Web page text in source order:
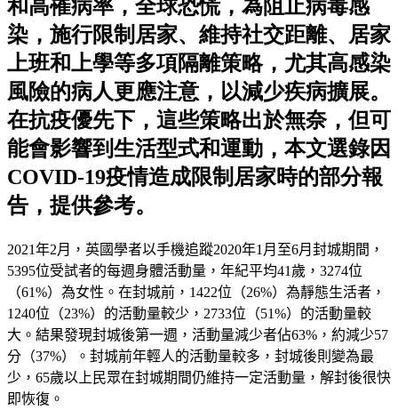
和高罹病率，全球恐慌，為阻止病毒感
染，施行限制居家、維持社交距離、居家
上班和上學等多項隔離策略，尤其高感染
風險的病人更應注意，以減少疾病擴展。
在抗疫優先下，這些策略出於無奈，但可
能會影響到生活型式和運動，本文選錄因
COVID-19疫情造成限制居家時的部分報
告，提供參考。
2021年2月，英國學者以手機追蹤2020年1 月至6月封城期間 ，
5395位受試者的每週身體活動量 ， 年紀平均41 歲 ， 3274位
（61%） 為女性 。 在封城前 ， 1422位 （26%） 為靜態生活者 ，
1240位 （23%） 的活動量較少 ， 2733位 （51%） 的活動量較
大。結果發現封城後第一週 ， 活動量減少者佔63% ，約減少57
分 （37%）。 封城前年輕人的活動量較多 ， 封城後則變為最
少 ， 65歲以上民眾在封城期間仍維持一定活動量 ， 解封後很快
即恢復 。